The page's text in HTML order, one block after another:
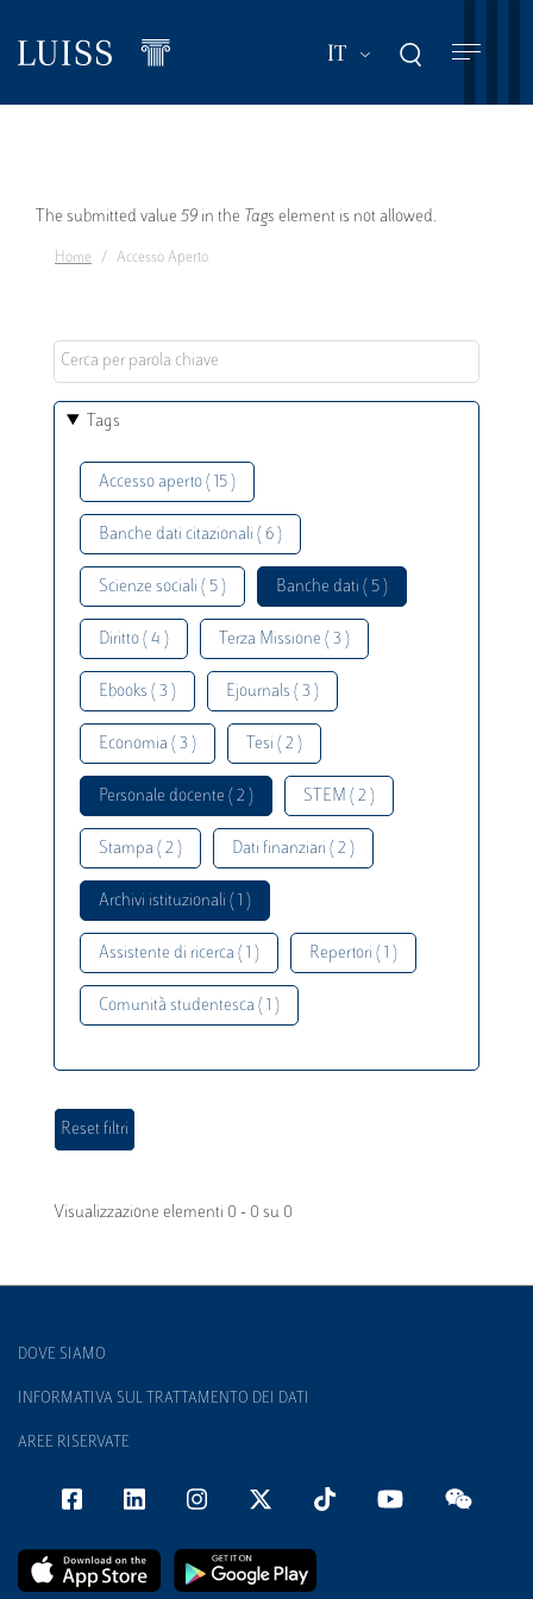
contenuto
IT Mostra ulteriori
Messaggio
di
The submitted value 59 in the Tags element is not allowed.
Home Accesso Aperto
Tags
Accesso aperto ( 15 )
Banche dati citazionali ( 6 )
Scienze sociali ( 5 ) Banche dati ( 5 )
Diritto ( 4 ) Terza Missione ( 3 )
Ebooks ( 3 ) Ejournals ( 3 )
Economia ( 3 ) Tesi ( 2 )
Personale docente ( 2 ) STEM ( 2 )
Stampa ( 2 ) Dati finanziari ( 2 )
Archivi istituzionali ( 1 )
Assistente di ricerca ( 1 ) Repertori ( 1 )
Comunità studentesca ( 1 )
Visualizzazione elementi 0 - 0 su 0
DOVE SIAMO
INFORMATIVA SUL TRATTAMENTO DEI DATI
AREE RISERVATE